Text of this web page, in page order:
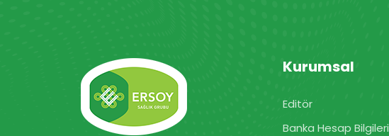
Kurumsal
Editör
Banka Hesap Bilgileri